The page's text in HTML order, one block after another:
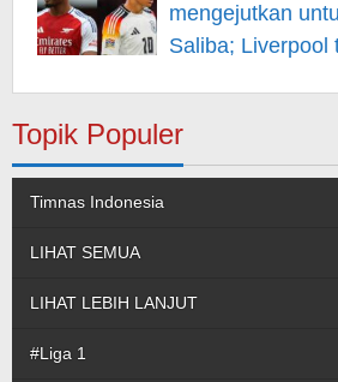
mengejutkan
Saliba; Liverpool
Topik Populer
Timnas Indonesia
LIHAT SEMUA
LIHAT LEBIH LANJUT
#Liga 1